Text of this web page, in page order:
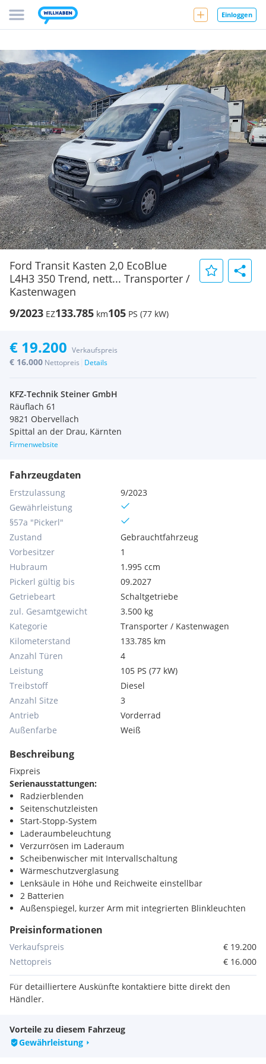
Einloggen
Ford Transit Kasten 2,0 EcoBlue
L4H3 350 Trend, nett... Transporter /
Kastenwagen
9/2023 EZ133.785 km105 PS (77 kW)
€ 19.200 Verkaufspreis
€ 16.000 Nettopreis Details
KFZ-Technik Steiner GmbH
Räuflach 61
9821 Obervellach
Spittal an der Drau, Kärnten
Firmenwebsite
Fahrzeugdaten
Erstzulassung
9/2023
Gewährleistung
§57a "Pickerl"
Zustand
Gebrauchtfahrzeug
Vorbesitzer
1
Hubraum
1.995 ccm
Pickerl gültig bis
09.2027
Getriebeart
Schaltgetriebe
zul. Gesamtgewicht
3.500 kg
Kategorie
Transporter / Kastenwagen
Kilometerstand
133.785 km
Anzahl Türen
4
Leistung
105 PS (77 kW)
Treibstoff
Diesel
Anzahl Sitze
3
Antrieb
Vorderrad
Außenfarbe
Weiß
Beschreibung
Fixpreis
Serienausstattungen:
Radzierblenden
Seitenschutzleisten
Start-Stopp-System
Laderaumbeleuchtung
Verzurrösen im Laderaum
Scheibenwischer mit Intervallschaltung
Wärmeschutzverglasung
Lenksäule in Höhe und Reichweite einstellbar
2 Batterien
Außenspiegel, kurzer Arm mit integrierten Blinkleuchten
Ford Easy Fuel mit Fehlbetankungsschutz
Handschuhfach, abschließbar
Innenbeleuchtung vorne mit Leselampen und mit
Verzögerungsschaltung
Kraftstoffbehälter 70 l
Notruf-Assistent
Scheinwerfer-Abblendlicht, Halogen
Sicherheitsgurtstraffer und -begrenzer, vorn
Preisinformationen
Verkaufspreis
€ 19.200
Nettopreis
€ 16.000
Für detailliertere Auskünfte kontaktiere bitte direkt den
Händler.
Vorteile zu diesem Fahrzeug
Gewährleistung